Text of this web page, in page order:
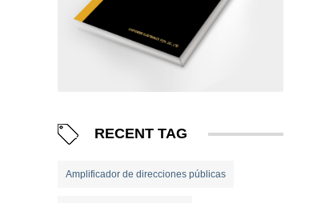
RECENT TAG
Amplificador de direcciones públicas